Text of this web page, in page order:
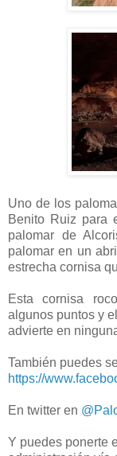
Uno de los
Benito Ruiz para
palomar de
palomar en un
estrecha cornisa
Esta cornisa
algunos puntos y
advierte en
También puedes
https://
En twitter en
Y puedes ponerte